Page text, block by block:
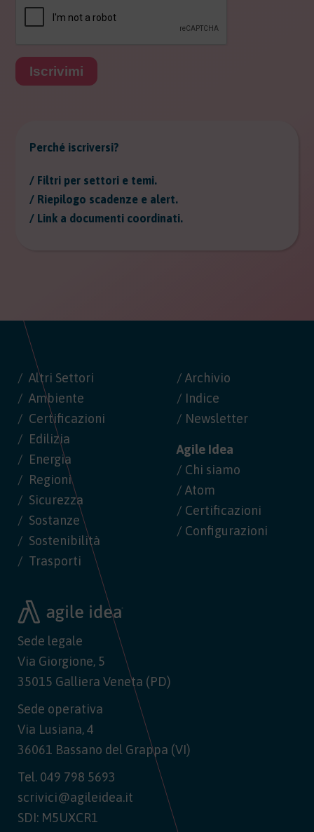
Iscrivimi
Perché iscriversi?
/ Filtri per settori e temi.
/ Riepilogo scadenze e alert.
/ Link a documenti coordinati.
Altri Settori
Ambiente
Certificazioni
Edilizia
Energia
Regioni
Sicurezza
Sostanze
Sostenibilità
Trasporti
/ Archivio
/ Indice
/ Newsletter
Agile Idea
/ Chi siamo
/ Atom
/ Certificazioni
/ Configurazioni
Sede legale
Via Giorgione, 5
35015 Galliera Veneta (PD)
Sede operativa
Via Lusiana, 4
36061 Bassano del Grappa (VI)
Tel. 049 798 5693
scrivici@agileidea.it
SDI: M5UXCR1